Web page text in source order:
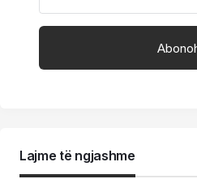
Lajme të ngjashme